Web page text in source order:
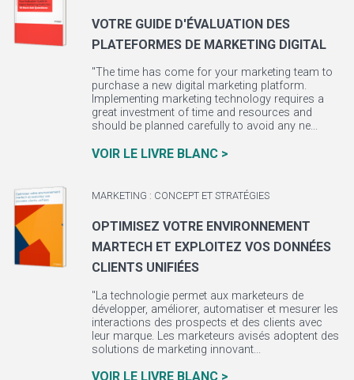
VOTRE GUIDE D'ÉVALUATION DES
PLATEFORMES DE MARKETING DIGITAL
"The time has come for your marketing team to
purchase a new digital marketing platform.
Implementing marketing technology requires a
great investment of time and resources and
should be planned carefully to avoid any ne...
VOIR LE LIVRE BLANC >
MARKETING : CONCEPT ET STRATÉGIES
OPTIMISEZ VOTRE ENVIRONNEMENT
MARTECH ET EXPLOITEZ VOS DONNÉES
CLIENTS UNIFIÉES
"La technologie permet aux marketeurs de
développer, améliorer, automatiser et mesurer les
interactions des prospects et des clients avec
leur marque. Les marketeurs avisés adoptent des
solutions de marketing innovant...
VOIR LE LIVRE BLANC >